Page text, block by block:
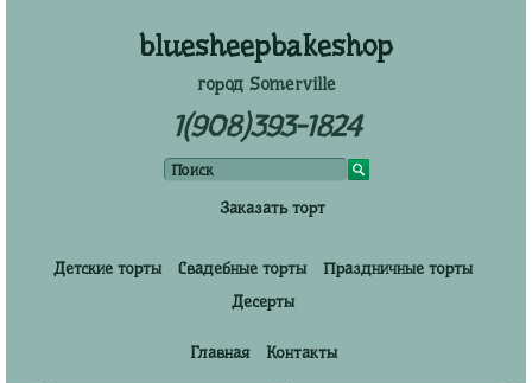
bluesheepbakeshop
город Somerville
1(908)393-1824
Заказать торт
Детские торты Свадебные торты
Праздничные торты
Десерты
Главная Контакты